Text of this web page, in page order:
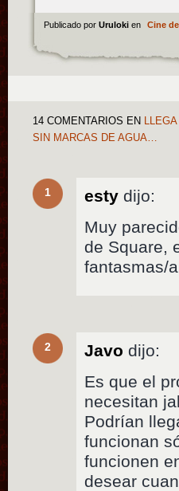
Publicado por Uruloki en Cine
14 COMENTARIOS EN
SIN MARCAS DE AGUA…
1 esty dijo:
Muy
de Square,
fantasmas/
2 Javo dijo:
Es que el
necesitan
Podrían
funcionan
funcionen
desear